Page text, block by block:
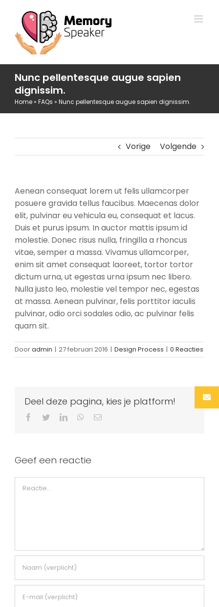
inhoud
Nunc pellentesque augue sapien
dignissim.
Home» FAQs » Nunc pellentesque augue sapien dignissim.
Vorige Volgende
Aenean consequat lorem ut felis ullamcorper
posuere gravida tellus faucibus. Maecenas dolor
elit, pulvinar eu vehicula eu, consequat et lacus.
Duis et purus ipsum. In auctor mattis ipsum id
molestie. Donec risus nulla, fringilla a rhoncus
vitae, semper a massa. Vivamus ullamcorper,
enim sit amet consequat laoreet, tortor tortor
dictum urna, ut egestas urna ipsum nec libero.
Nulla justo leo, molestie vel tempor nec, egestas
at massa. Aenean pulvinar, felis porttitor iaculis
pulvinar, odio orci sodales odio, ac pulvinar felis
quam sit.
Dooradmin | 27 februari 2016 | Design Process | 0 Reacties
Deel deze pagina, kies je platform!
Facebook
TwitterLinkedInWhatsApp
E-
Geef een reactie